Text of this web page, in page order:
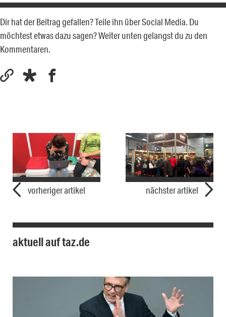
Dir hat der Beitrag gefallen? Teile ihn über Social Media. Du
möchtest etwas dazu sagen? Weiter unten gelangst du zu den
Kommentaren.
vorheriger artikel nächster artikel
aktuell auf taz.de